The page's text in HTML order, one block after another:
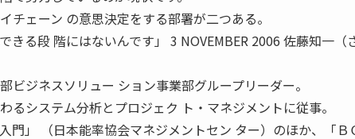
チェーン の意思決定をする部署が二つある。
きる段 階にはないんです」 3 NOVEMBER 2006 佐藤知一（
ビジネスソリュー ション事業部グループリーダー。
るシステム分析とプロジェク ト・マネジメントに従事。
門」 （日本能率協会マネジメントセン ター）のほか、「Ｂ